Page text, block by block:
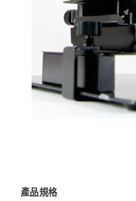
產品規格